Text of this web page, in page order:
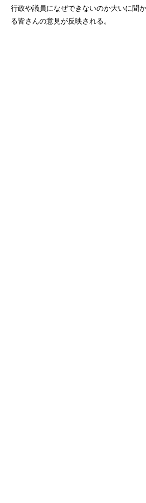
行政や議員になぜできないのか大いに聞
る皆さんの意見が反映される。